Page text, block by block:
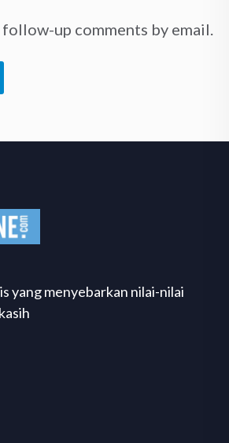
up comments by email.
yang menyebarkan nilai-nilai